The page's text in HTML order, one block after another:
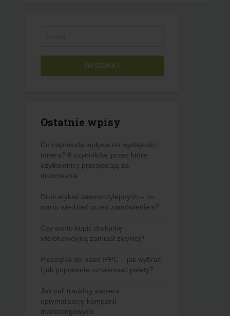
WYSZUKAJ
Ostatnie wpisy
Co naprawdę wpływa na wydajność
tonera? 6 czynników, przez które
użytkownicy przepłacają za
drukowanie
Druk etykiet samoprzylepnych – co
warto wiedzieć przed zamówieniem?
Czy warto kupić drukarkę
wielofunkcyjną zamiast zwykłej?
Pieczątka do palet IPPC – jak wybrać
i jak poprawnie oznakować palety?
Jak call tracking wspiera
optymalizację kampanii
marketingowych